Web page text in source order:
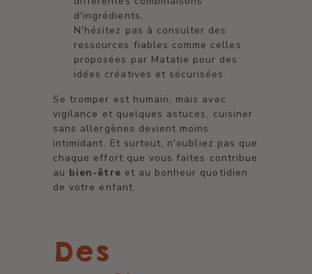
d'ingrédients.
N'hésitez pas à consulter des
ressources fiables comme celles
proposées par Matatie pour des
idées créatives et sécurisées.
Se tromper est humain, mais avec
vigilance et quelques astuces, cuisiner
sans allergènes devient moins
intimidant. Et surtout, n'oubliez pas que
chaque effort que vous faites contribue
au bien-être et au bonheur quotidien
de votre enfant.
Des